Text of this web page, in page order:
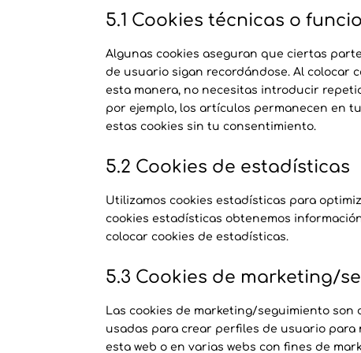
5.1 Cookies técnicas o
Algunas cookies aseguran que ciertas
de usuario sigan recordándose. Al colocar
esta manera, no necesitas introducir
por ejemplo, los artículos permanecen en
estas cookies sin tu consentimiento.
5.2 Cookies de estadísticas
Utilizamos cookies estadísticas para
cookies estadísticas obtenemos
colocar cookies de estadísticas.
5.3 Cookies de marketing/
Las cookies de marketing/seguimiento son
usadas para crear perfiles de usuario
esta web o en varias webs con fines de